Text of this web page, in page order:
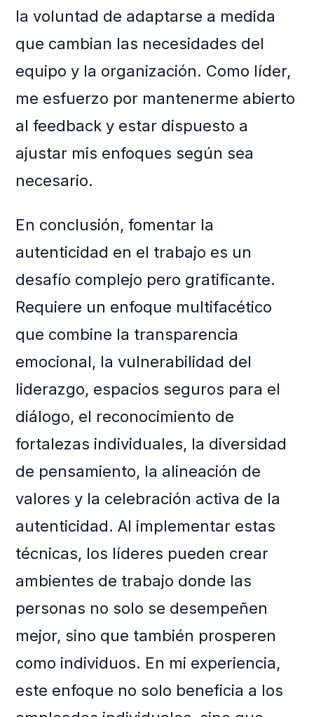
la voluntad de adaptarse a medida
que cambian las necesidades del
equipo y la organización. Como líder,
me esfuerzo por mantenerme abierto
al feedback y estar dispuesto a
ajustar mis enfoques según sea
necesario.
En conclusión, fomentar la
autenticidad en el trabajo es un
desafío complejo pero gratificante.
Requiere un enfoque multifacético
que combine la transparencia
emocional, la vulnerabilidad del
liderazgo, espacios seguros para el
diálogo, el reconocimiento de
fortalezas individuales, la diversidad
de pensamiento, la alineación de
valores y la celebración activa de la
autenticidad. Al implementar estas
técnicas, los líderes pueden crear
ambientes de trabajo donde las
personas no solo se desempeñen
mejor, sino que también prosperen
como individuos. En mi experiencia,
este enfoque no solo beneficia a los